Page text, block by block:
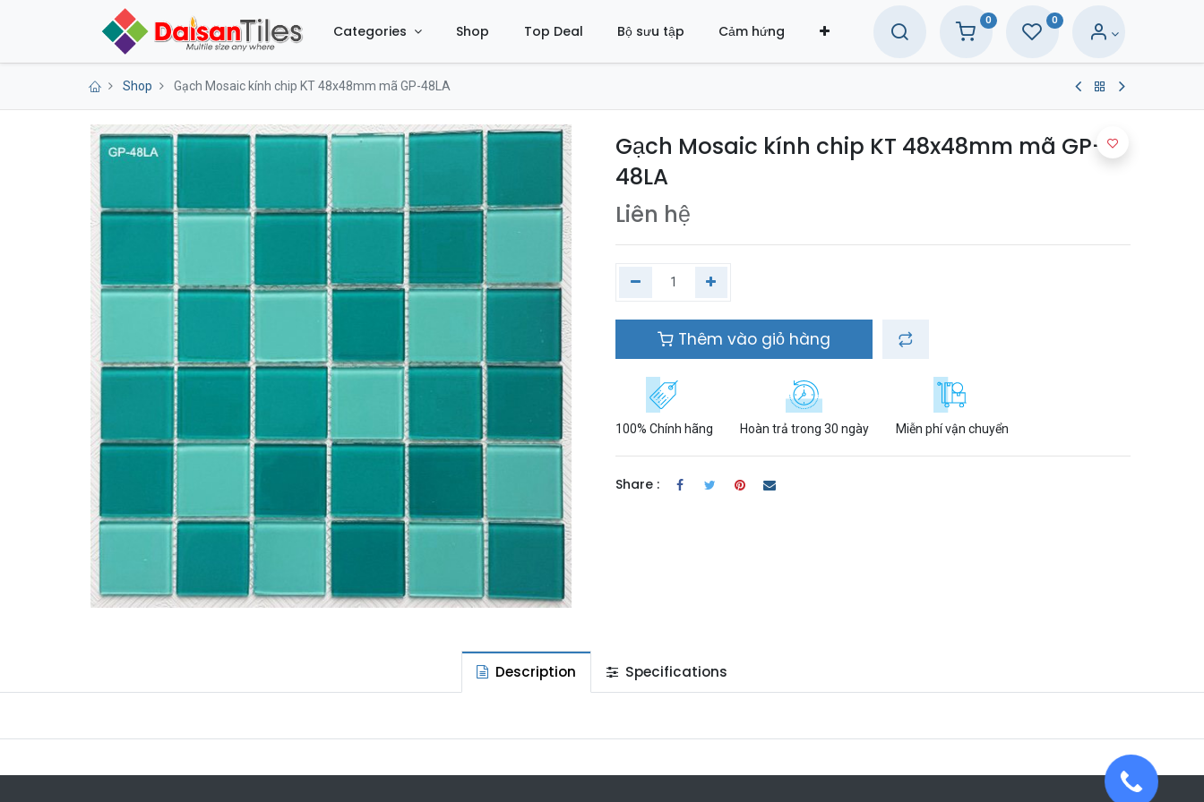
Categories Shop Top Deal Bộ sưu tập Cảm hứng
0 0
Shop Gạch Mosaic kính chip KT 48x48mm mã GP-48LA
Gạch Mosaic kính chip KT 48x48mm mã GP-
48LA
Liên hệ
Thêm vào giỏ hàng
100% Chính hãng Hoàn trả trong 30 ngày Miễn phí vận chuyển
Share :
Description Specifications